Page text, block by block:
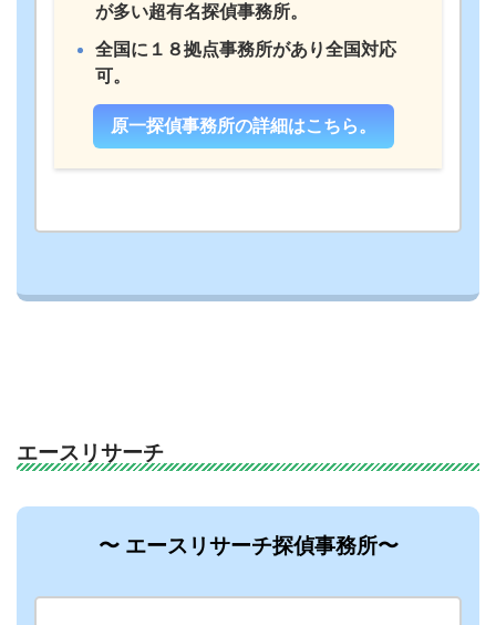
が多い超有名探偵事務所。
全国に１８拠点事務所があり全国対応
可。
原一探偵事務所の詳細はこちら。
エースリサーチ
〜 エースリサーチ探偵事務所〜